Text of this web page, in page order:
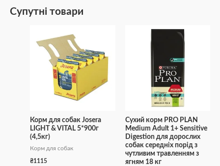
Супутні товари
Корм для собак Josera
LIGHT & VITAL 5*900г
(4,5кг)
Корм для собак
₴1115
Сухий корм PRO PLAN
Medium Adult 1+ Sensitive
Digestion для дорослих
собак середніх порід з
чутливим травленням з
ягням 18 кг